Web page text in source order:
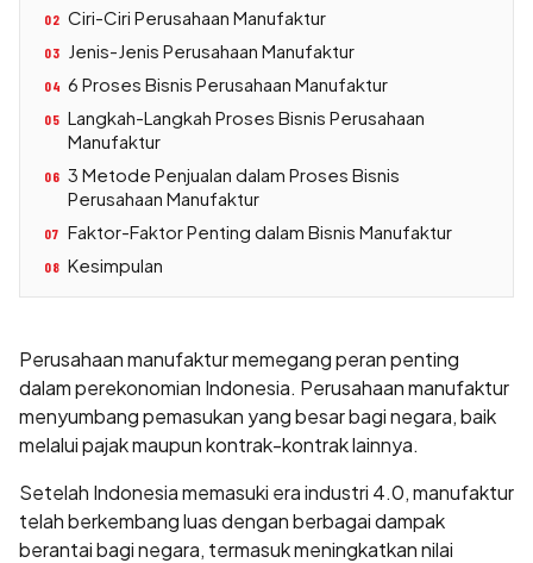
02 Ciri-Ciri Perusahaan Manufaktur
03 Jenis-Jenis Perusahaan Manufaktur
04 6 Proses Bisnis Perusahaan Manufaktur
05 Langkah-Langkah Proses Bisnis Perusahaan
Manufaktur
06 3 Metode Penjualan dalam Proses Bisnis
Perusahaan Manufaktur
07 Faktor-Faktor Penting dalam Bisnis Manufaktur
08 Kesimpulan
Perusahaan manufaktur memegang peran penting
dalam perekonomian Indonesia. Perusahaan manufaktur
menyumbang pemasukan yang besar bagi negara, baik
melalui pajak maupun kontrak-kontrak lainnya.
Setelah Indonesia memasuki era industri 4.0, manufaktur
telah berkembang luas dengan berbagai dampak
berantai bagi negara, termasuk meningkatkan nilai